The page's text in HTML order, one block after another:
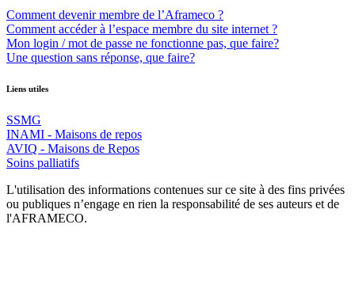
Comment devenir membre de l’Aframeco ?
Comment accéder à l’espace membre du site internet ?
Mon login / mot de passe ne fonctionne pas, que faire?
Une question sans réponse, que faire?
Liens utiles
SSMG
INAMI - Maisons de repos
AVIQ - Maisons de Repos
Soins palliatifs
L'utilisation des informations contenues sur ce site à des fins privées
ou publiques n’engage en rien la responsabilité de ses auteurs et de
l'AFRAMECO.